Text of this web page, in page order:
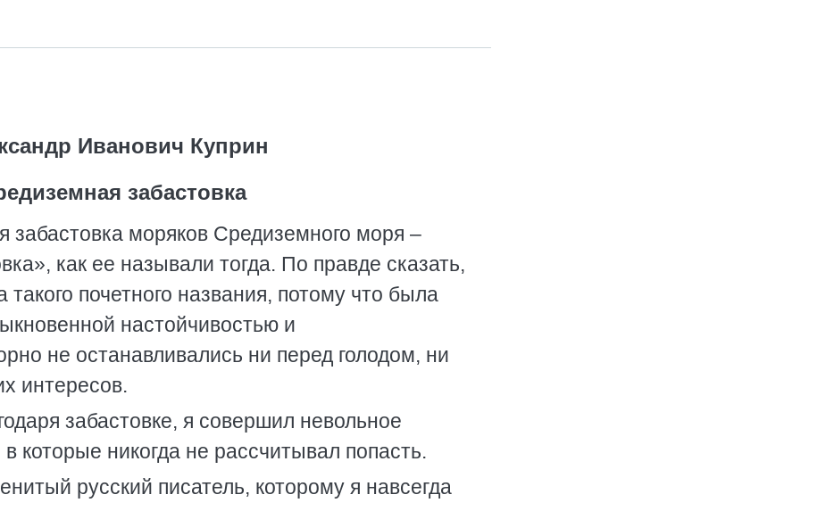
Иванович Куприн
забастовка
забастовка моряков Средиземного моря –
как ее называли тогда. По правде сказать,
почетного названия, потому что была
настойчивостью и
не останавливались ни перед голодом, ни
интересов.
забастовке, я совершил невольное
которые никогда не рассчитывал попасть.
русский писатель, которому я навсегда